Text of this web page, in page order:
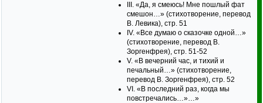
III. «Да, я смеюсь! Мне пошлый фат
смешон…» (стихотворение, перевод
В. Левика), стр. 51
IV. «Все думаю о сказочке одной…»
(стихотворение, перевод В.
Зоргенфрея), стр. 51-52
V. «В вечерний час, и тихий и
печальный…» (стихотворение,
перевод В. Зоргенфрея), стр. 52
VI. «В последний раз, когда мы
повстречались…»…»